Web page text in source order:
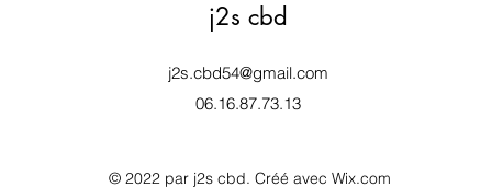
j2s cbd
j2s.cbd54@gmail.com
06.16.87.73.13
© 2022 par j2s cbd. Créé avec Wix.com